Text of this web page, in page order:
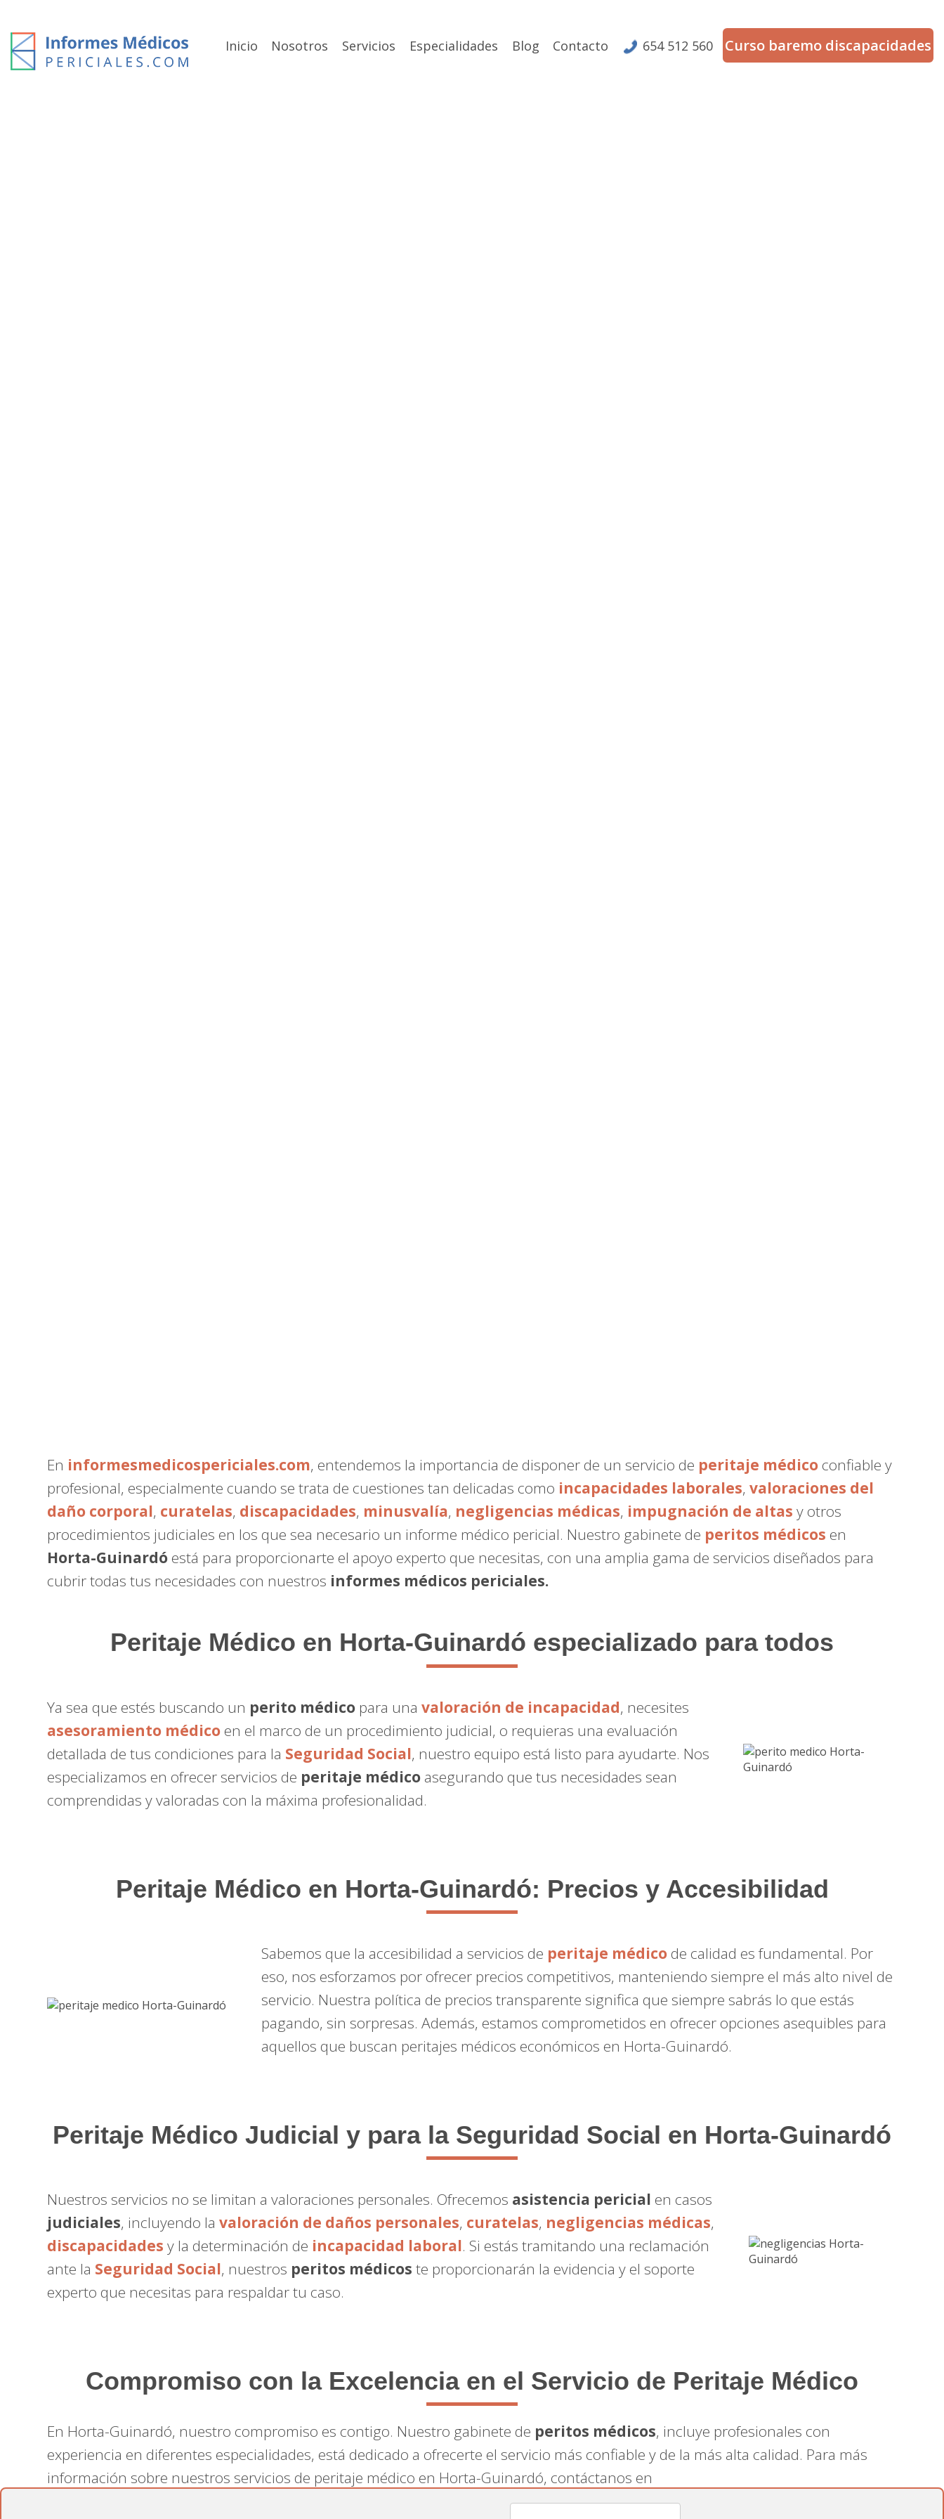
content
Inicio Nosotros Servicios Especialidades Blog Contacto 654 512 560 Curso baremo discapacidades
En informesmedicospericiales.com, entendemos la importancia de disponer de un servicio de peritaje médico confiable y
profesional, especialmente cuando se trata de cuestiones tan delicadas como incapacidades laborales,valoraciones del
daño corporal, curatelas, discapacidades, minusvalía, negligencias médicas, impugnación de altas y otros
procedimientos judiciales en los que sea necesario un informe médico pericial. Nuestro gabinete de peritos médicos en
Horta-Guinardó está para proporcionarte el apoyo experto que necesitas, con una amplia gama de servicios diseñados para
cubrir todas tus necesidades con nuestros informes médicos periciales.
Peritaje Médico en Horta-Guinardó especializado para todos
Ya sea que estés buscando un perito médico para unavaloración de incapacidad, necesites
asesoramiento médico en el marco de un procedimiento judicial, o requieras una evaluación
detallada de tus condiciones para la Seguridad Social, nuestro equipo está listo para ayudarte. Nos
especializamos en ofrecer servicios de peritaje médico asegurando que tus necesidades sean
comprendidas y valoradas con la máxima profesionalidad.
Peritaje Médico en Horta-Guinardó: Precios y Accesibilidad
Sabemos que la accesibilidad a servicios de peritaje médico de calidad es fundamental. Por
eso, nos esforzamos por ofrecer precios competitivos, manteniendo siempre el más alto nivel de
servicio. Nuestra política de precios transparente significa que siempre sabrás lo que estás
pagando, sin sorpresas. Además, estamos comprometidos en ofrecer opciones asequibles para
aquellos que buscan peritajes médicos económicos en Horta-Guinardó.
Peritaje Médico Judicial y para la Seguridad Social en Horta-Guinardó
Nuestros servicios no se limitan a valoraciones personales. Ofrecemos asistencia pericial en casos
judiciales, incluyendo lavaloración de daños personales, curatelas, negligencias médicas,
discapacidades y la determinación de incapacidad laboral. Si estás tramitando una reclamación
ante la Seguridad Social, nuestros peritos médicos te proporcionarán la evidencia y el soporte
experto que necesitas para respaldar tu caso.
Compromiso con la Excelencia en el Servicio de Peritaje Médico
En Horta-Guinardó, nuestro compromiso es contigo. Nuestro gabinete de peritos médicos, incluye profesionales con
experiencia en diferentes especialidades, está dedicado a ofrecerte el servicio más confiable y de la más alta calidad. Para más
información sobre nuestros servicios de peritaje médico en Horta-Guinardó, contáctanos en
. Nuestro equipo está listo para ofrecerte el soporte experto y personalizado que necesitas.